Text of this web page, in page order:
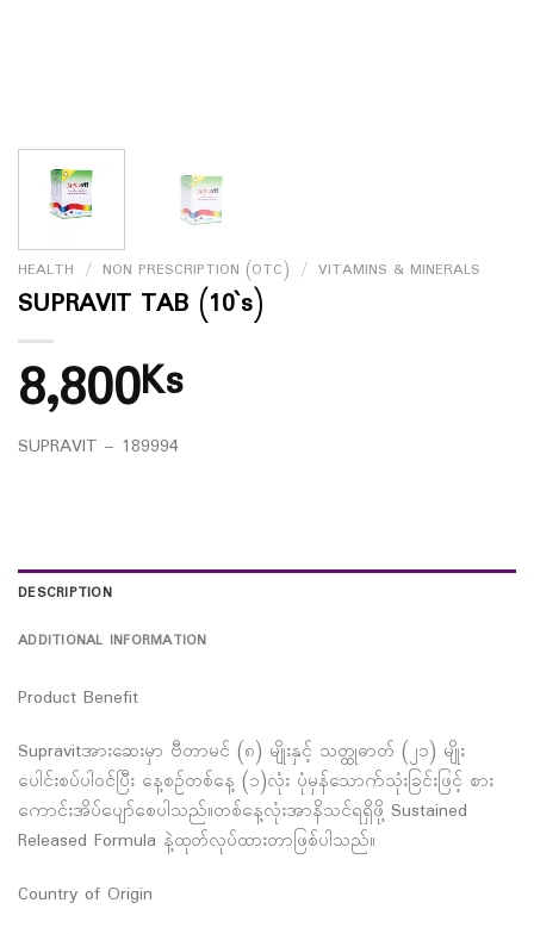
HEALTH / NON PRESCRIPTION (OTC) / VITAMINS & MINERALS
SUPRAVIT TAB (10`s)
8,800Ks
SUPRAVIT – 189994
DESCRIPTION
ADDITIONAL INFORMATION
Product Benefit
Supravitအားဆေးမှာ ဗီတာမင် (၈) မျိုးနှင့် သတ္ထုဓာတ် (၂၁) မျိုး
ပေါင်းစပ်ပါဝင်ပြီး နေ့စဉ်တစ်နေ့ (၁)လုံး ပုံမှန်သောက်သုံးခြင်းဖြင့် စား
ကောင်းအိပ်ပျော်စေပါသည်။တစ်နေ့လုံးအာနိသင်ရရှိဖို့ Sustained
Released Formula နဲ့ထုတ်လုပ်ထားတာဖြစ်ပါသည်။
Country of Origin